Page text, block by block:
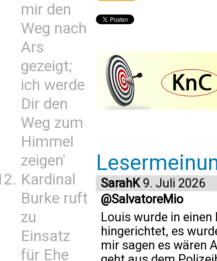
mir den
Weg nach
Ars
gezeigt;
ich werde
Dir den
Weg zum
Himmel
zeigen'
Kardinal
Burke ruft
zu
Einsatz
für Ehe
SarahK9. Juli 2026
@SalvatoreMio
Louis wurde in
hingerichtet, es
mir sagen es wären